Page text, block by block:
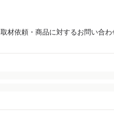
取材依頼・商品に対するお問い合